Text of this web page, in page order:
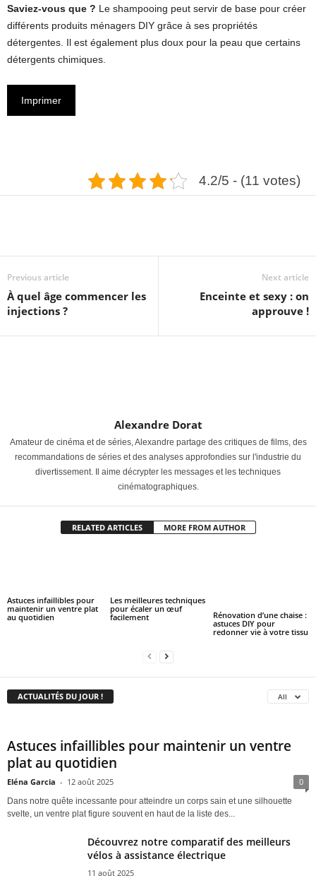
Saviez-vous que ? Le shampooing peut servir de base pour créer
différents produits ménagers DIY grâce à ses propriétés
détergentes. Il est également plus doux pour la peau que certains
détergents chimiques.
Imprimer
4.2/5 - (11 votes)
Previous article
À quel âge commencer les
injections ?
Next article
Enceinte et sexy : on
approuve !
Alexandre Dorat
Amateur de cinéma et de séries, Alexandre partage des critiques de films, des
recommandations de séries et des analyses approfondies sur l'industrie du
divertissement. Il aime décrypter les messages et les techniques
cinématographiques.
RELATED ARTICLES MORE FROM AUTHOR
Astuces infaillibles pour
maintenir un ventre plat
au quotidien
Les meilleures techniques
pour écaler un œuf
facilement
Rénovation d’une chaise :
astuces DIY pour
redonner vie à votre tissu
ACTUALITÉS DU JOUR ! All
Astuces infaillibles pour maintenir un ventre
plat au quotidien
Eléna Garcia - 12 août 2025 0
Dans notre quête incessante pour atteindre un corps sain et une silhouette
svelte, un ventre plat figure souvent en haut de la liste des...
Découvrez notre comparatif des meilleurs
vélos à assistance électrique
11 août 2025